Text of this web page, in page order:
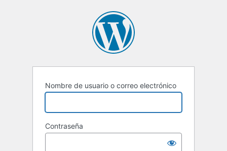
Nombre de usuario o correo electrónico
Contraseña